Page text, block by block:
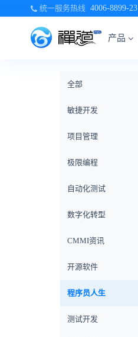
统一服务热线 4006-8899-23
产品
全部
敏捷开发
项目管理
极限编程
自动化测试
数字化转型
CMMI资讯
开源软件
程序员人生
测试开发